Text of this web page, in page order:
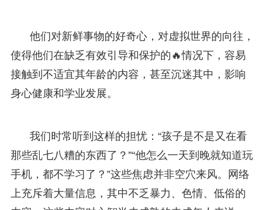
他们对新鲜事物的好奇心，对虚拟世界的向往，
使得他们在缺乏有效引导和保护的🔥情况下，容易
接触到不适宜其年龄的内容，甚至沉迷其中，影响
身心健康和学业发展。
我们时常听到这样的担忧：“孩子是不是又在看
那些乱七八糟的东西了？”“他怎么一天到晚就知道玩
手机，都不学习了？”这些焦虑并非空穴来风。网络
上充斥着大量信息，其中不乏暴力、色情、低俗的